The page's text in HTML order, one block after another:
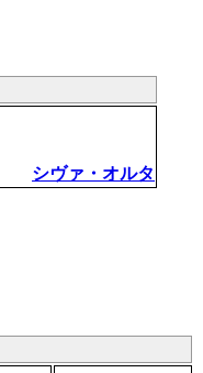
シヴァ・オルタ